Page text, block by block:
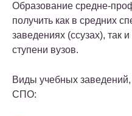
Образование средне-
получить как в средних
заведениях (ссузах), так
ступени вузов.
Виды учебных
СПО: